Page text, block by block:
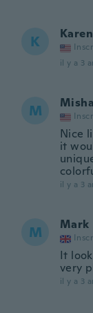
K Karen
il y a 3
M
Nice
it
il y a 3
M Mark
It
very
il y a 3